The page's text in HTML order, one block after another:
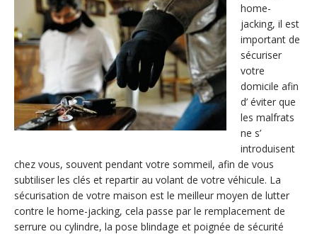
home-
jacking, il est
important de
sécuriser
votre
domicile afin
d’ éviter que
les malfrats
ne s’
introduisent
chez vous, souvent pendant votre sommeil, afin de vous
subtiliser les clés et repartir au volant de votre véhicule. La
sécurisation de votre maison est le meilleur moyen de lutter
contre le home-jacking, cela passe par le remplacement de
serrure ou cylindre, la pose blindage et poignée de sécurité